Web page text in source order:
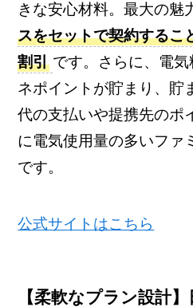
きな安心材料。最大の魅
スをセットで契約するこ
割引 です。さらに、電
ネポイントが貯まり、貯
代の支払いや提携先のポ
に電気使用量の多いファ
です。
公式サイトはこちら
【柔軟なプラン設計